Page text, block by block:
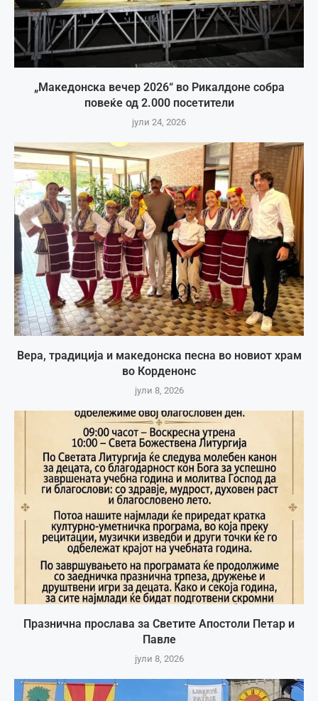
„Македонска вечер 2026“ во Рикалдоне собра
повеќе од 2.000 посетители
јули 24, 2026
Вера, традиција и македонска песна во новиот храм
во Корденонс
јули 8, 2026
Празнична прослава за Светите Апостоли Петар и
Павле
јули 8, 2026